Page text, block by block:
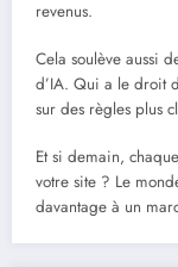
revenus.
Cela soulève aussi
d’IA. Qui a le droit
sur des règles plus
Et si demain,
votre site ? Le
davantage à un